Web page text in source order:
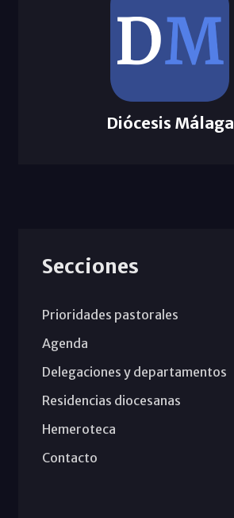
Diócesis Málaga
Secciones
Prioridades pastorales
Agenda
Delegaciones y departamentos
Residencias diocesanas
Hemeroteca
Contacto